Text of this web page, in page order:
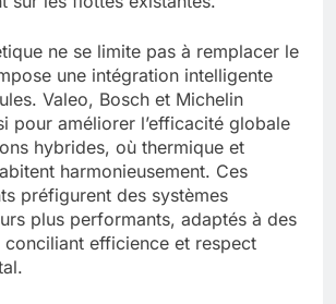
ne se limite pas à remplacer le
une intégration intelligente
Valeo, Bosch et Michelin
pour améliorer l’efficacité globale
hybrides, où thermique et
harmonieusement. Ces
préfigurent des systèmes
plus performants, adaptés à des
conciliant efficience et respect